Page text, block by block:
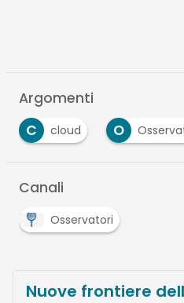
Argomenti
C
cloud O
Canali
Osservatori
Nuove frontiere